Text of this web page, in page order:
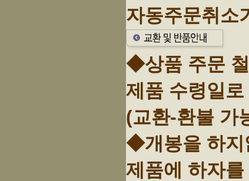
자동주문취소
◆상품 주문
제품 수령일로
(교환-환불 가
◆개봉을 하지
제품에 하자